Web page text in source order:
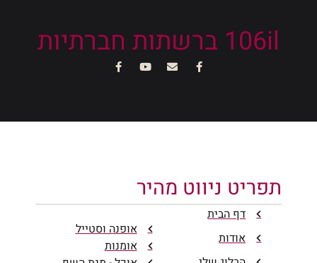
106il ברשתות חברתיות
תפריט ניווט מהיר
דף הבית
אודות
אופנה וסטייל
אומנות